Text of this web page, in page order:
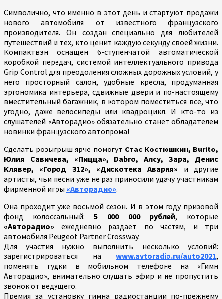
Символично, что именно в этот день и стартуют продажи
нового автомобиля от известного французского
производителя. Он создан специально для любителей
путешествий и тех, кто ценит каждую секунду своей жизни.
Компактвэн оснащен 6-ступенчатой автоматической
коробкой передач, системой интеллектуального привода
Grip Control для преодоления сложных дорожных условий, у
него просторный салон, удобные кресла, продуманная
эргономика интерьера, сдвижные двери и по-настоящему
вместительный багажник, в котором поместиться все, что
угодно, даже велосипеды или квадроцикл. И кто-то из
слушателей «Авторадио» обязательно станет обладателем
новинки французского автопрома!
Сделать розыгрыш ярче помогут Стас Костюшкин, Burito,
Юлия Савичева, «Пицца», Dabro, Алсу, Зара, Денис
Клявер, «Город 312», «Дискотека Авария» и другие
артисты, чьи песни уже не раз приносили удачу участникам
фирменной игры «Авторадио».
Она проходит уже восьмой сезон. И в этом году призовой
фонд колоссальный:5 000 000 рублей, которые
«Авторадио» ежедневно раздает по частям, и три
автомобиля Peugeot Partner Crossway.
Для участия нужно выполнить несколько условий:
зарегистрироваться на www.avtoradio.ru/auto2021,
поменять гудки в мобильном телефоне на «Гимн
Авторадио», внимательно слушать эфир и не пропустить
звонок от ведущего.
Премия за установку гимна радиостанции по-прежнему